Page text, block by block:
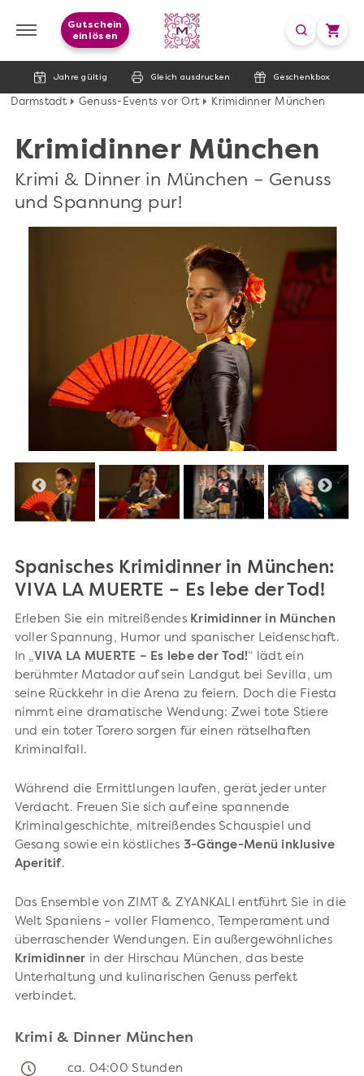
Jahre gültig Gleich ausdrucken Geschenkbox
Gutschein
einlösen
Darmstadt Genuss-Events vor Ort Krimidinner München
Krimidinner München
Krimi & Dinner in München – Genuss
und Spannung pur!
Spanisches Krimidinner in München:
VIVA LA MUERTE – Es lebe der Tod!
Erleben Sie ein mitreißendes Krimidinner in München
voller Spannung, Humor und spanischer Leidenschaft.
In „VIVA LA MUERTE – Es lebe der Tod!“ lädt ein
berühmter Matador auf sein Landgut bei Sevilla, um
seine Rückkehr in die Arena zu feiern. Doch die Fiesta
nimmt eine dramatische Wendung: Zwei tote Stiere
und ein toter Torero sorgen für einen rätselhaften
Kriminalfall.
Während die Ermittlungen laufen, gerät jeder unter
Verdacht. Freuen Sie sich auf eine spannende
Kriminalgeschichte, mitreißendes Schauspiel und
Gesang sowie ein köstliches 3-Gänge-Menü inklusive
Aperitif.
Das Ensemble von ZIMT & ZYANKALI entführt Sie in die
Welt Spaniens – voller Flamenco, Temperament und
überraschender Wendungen. Ein außergewöhnliches
Krimidinner in der Hirschau München, das beste
Unterhaltung und kulinarischen Genuss perfekt
verbindet.
Krimi & Dinner München
ca. 04:00 Stunden